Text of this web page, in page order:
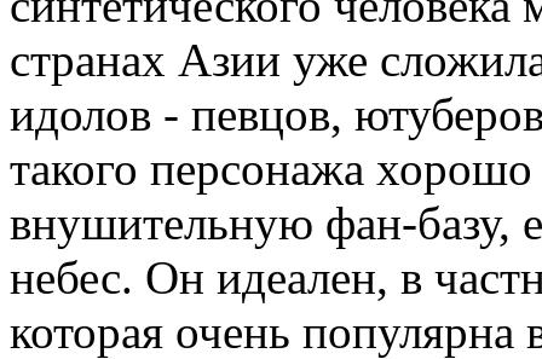
странах Азии уже
идолов - певцов,
такого персонажа
внушительную фан-базу,
небес. Он идеален, в
которая очень популярна